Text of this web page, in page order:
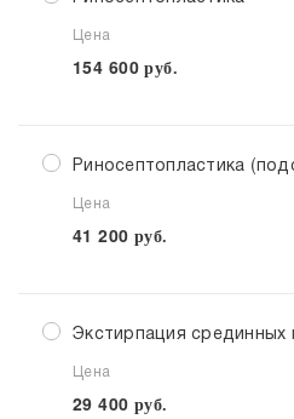
Цена
154 600руб.
Риносептопластика
Цена
41 200 руб.
Экстирпация срединных
Цена
29 400 руб.